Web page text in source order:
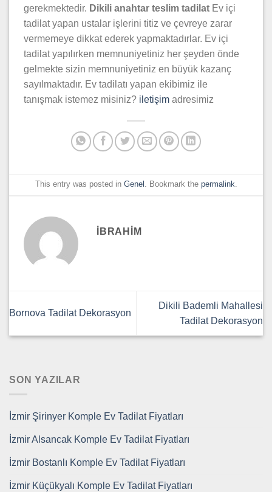
gerekmektedir. Dikili anahtar teslim tadilat Ev içi
tadilat yapan ustalar işlerini titiz ve çevreye zarar
vermemeye dikkat ederek yapmaktadırlar. Ev içi
tadilat yapılırken memnuniyetiniz her şeyden önde
gelmekte sizin memnuniyetiniz en büyük kazanç
sayılmaktadır. Ev tadilatı yapan ekibimiz ile
tanışmak istemez misiniz? iletişim adresimiz
This entry was posted in Genel . Bookmark the permalink.
IBRAHIM
Bornova Tadilat Dekorasyon
Dikili Bademli Mahallesi
Tadilat Dekorasyon
SON YAZILAR
İzmir Şirinyer Komple Ev Tadilat Fiyatları
İzmir Alsancak Komple Ev Tadilat Fiyatları
İzmir Bostanlı Komple Ev Tadilat Fiyatları
İzmir Küçükyalı Komple Ev Tadilat Fiyatları